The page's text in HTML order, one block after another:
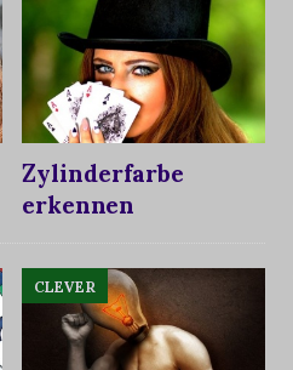
Zylinderfarbe
erkennen
CLEVER